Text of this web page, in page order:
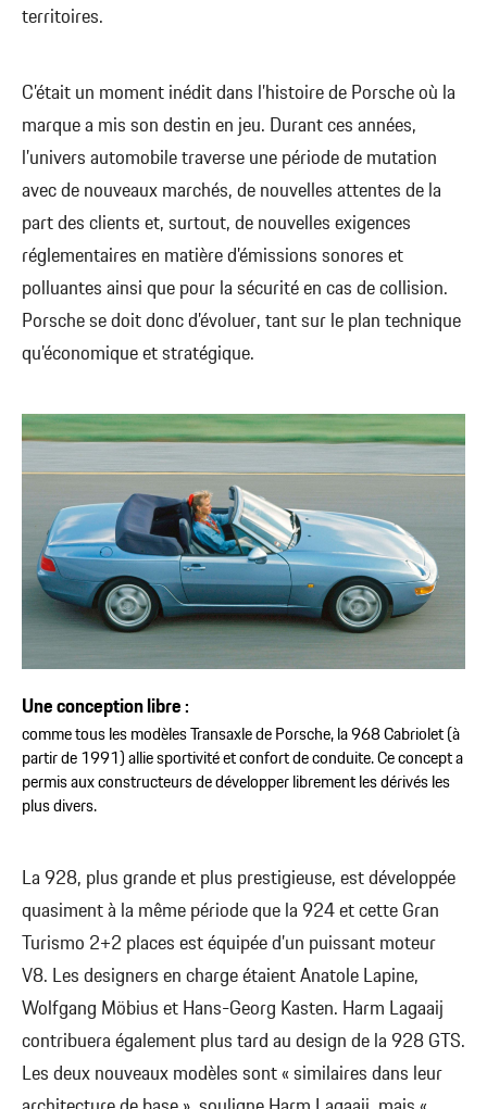
territoires.
C’était un moment inédit dans l’histoire de Porsche où la
marque a mis son destin en jeu. Durant ces années,
l’univers automobile traverse une période de mutation
avec de nouveaux marchés, de nouvelles attentes de la
part des clients et, surtout, de nouvelles exigences
réglementaires en matière d’émissions sonores et
polluantes ainsi que pour la sécurité en cas de collision.
Porsche se doit donc d’évoluer, tant sur le plan technique
qu’économique et stratégique.
Une conception libre :
comme tous les modèles Transaxle de Porsche, la 968 Cabriolet (à
partir de 1991) allie sportivité et confort de conduite. Ce concept a
permis aux constructeurs de développer librement les dérivés les
plus divers.
La 928, plus grande et plus prestigieuse, est développée
quasiment à la même période que la 924 et cette Gran
Turismo 2+2 places est équipée d’un puissant moteur
V8. Les designers en charge étaient Anatole Lapine,
Wolfgang Möbius et Hans-Georg Kasten. Harm Lagaaij
contribuera également plus tard au design de la 928 GTS.
Les deux nouveaux modèles sont « similaires dans leur